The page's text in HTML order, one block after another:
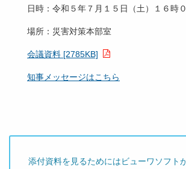
日時：令和５年７月１５日（土）１６時
場所：災害対策本部室
会議資料 [2785KB]
知事メッセージはこちら
添付資料を見るためにはビューワソフト